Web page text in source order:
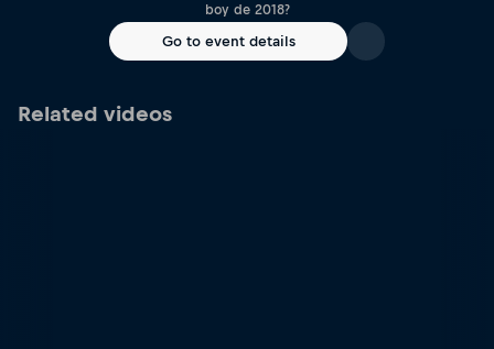
boy de 2018?
Go to event details
Related videos